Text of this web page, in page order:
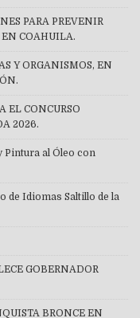
PARA PREVENIR
COAHUILA.
Y ORGANISMOS, EN
EL CONCURSO
2026.
al Óleo con
de Idiomas Saltillo de la
GOBERNADOR
BRONCE EN